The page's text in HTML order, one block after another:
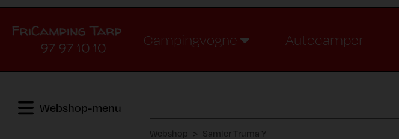
97 97 10 10
Campingvogne Autocamper
Webshop-menu
Webshop Samler Truma Y